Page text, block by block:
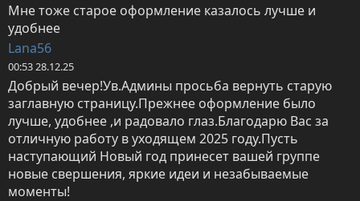
Мне тоже старое оформление казалось лучше и
удобнее
Lana56
00:53 28.12.25
Добрый вечер!Ув.Админы просьба вернуть старую
заглавную страницу.Прежнее оформление было
лучше, удобнее ,и радовало глаз.Благодарю Вас за
отличную работу в уходящем 2025 году.Пусть
наступающий Новый год принесет вашей группе
новые свершения, яркие идеи и незабываемые
моменты!